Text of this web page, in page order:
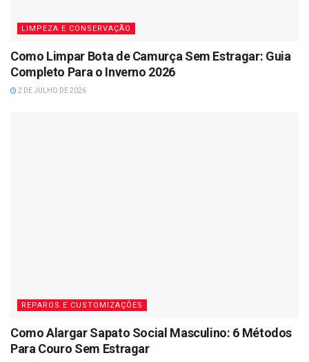
LIMPEZA E CONSERVAÇÃO
Como Limpar Bota de Camurça Sem Estragar: Guia
Completo Para o Inverno 2026
2 DE JULHO DE 2026
REPAROS E CUSTOMIZAÇÕES
Como Alargar Sapato Social Masculino: 6 Métodos
Para Couro Sem Estragar